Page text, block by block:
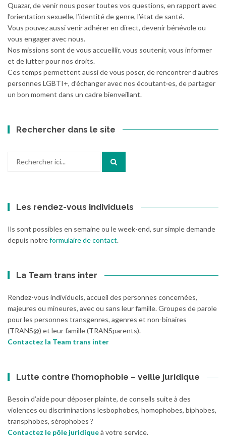
Quazar, de venir nous poser toutes vos questions, en rapport avec
l’orientation sexuelle, l’identité de genre, l’état de santé.
Vous pouvez aussi venir adhérer en direct, devenir bénévole ou
vous engager avec nous.
Nos missions sont de vous accueillir, vous soutenir, vous informer
et de lutter pour nos droits.
Ces temps permettent aussi de vous poser, de rencontrer d’autres
personnes LGBTI+, d’échanger avec nos écoutant·es, de partager
un bon moment dans un cadre bienveillant.
Rechercher dans le site
Les rendez-vous individuels
Ils sont possibles en semaine ou le week-end, sur simple demande
depuis notreformulaire de contact.
La Team trans inter
Rendez-vous individuels, accueil des personnes concernées,
majeures ou mineures, avec ou sans leur famille. Groupes de parole
pour les personnes transgenres, agenres et non-binaires
(TRANS@) et leur famille (TRANSparents).
Contactez la Team trans inter
Lutte contre l’homophobie – veille juridique
Besoin d’aide pour déposer plainte, de conseils suite à des
violences ou discriminations lesbophobes, homophobes, biphobes,
transphobes, sérophobes ?
Contactez le pôle juridiqueà votre service.